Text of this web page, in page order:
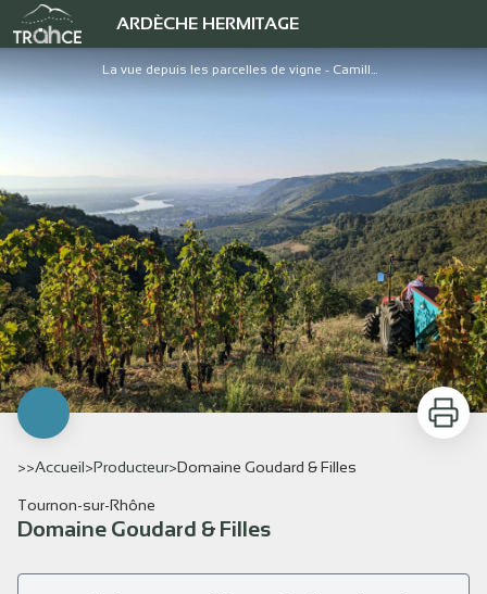
ARDÈCHE HERMITAGE
Domaine Goudard & Filles
La vue depuis les parcelles de vigne - Camille Goudard
Imprimer
>>Accueil>Producteur>Domaine Goudard & Filles
Tournon-sur-Rhône
Domaine Goudard & Filles